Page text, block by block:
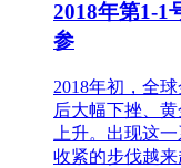
2018年第1-1
参
2018年初，全
后大幅下挫、
上升。出现这
收紧的步伐越来